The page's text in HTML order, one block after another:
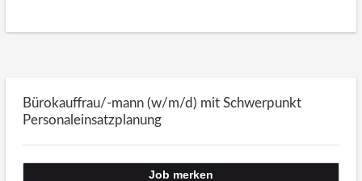
Bürokauffrau/-mann (w/m/d) mit Schwerpunkt
Personaleinsatzplanung
Job merken